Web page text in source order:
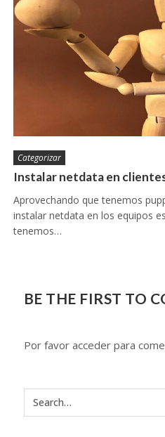
Categorizar
Instalar netdata en
Aprovechando que tenemos
instalar netdata en los equipos
tenemos…
BE THE FIRST TO
Por favor acceder para